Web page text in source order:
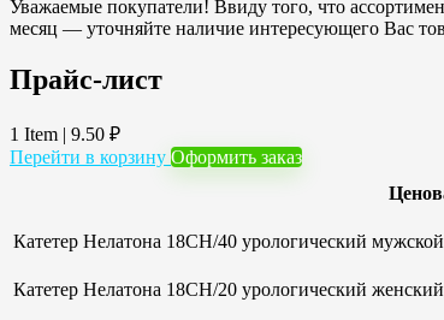
Уважаемые покупатели! Ввиду того, что
месяц — уточняйте наличие интересующего Вас
Прайс-лист
1 Item | 9.50 ₽
Перейти в корзину Оформить заказ
Катетер Нелатона 18CH/40 урологический
Катетер Нелатона 18CH/20 урологический